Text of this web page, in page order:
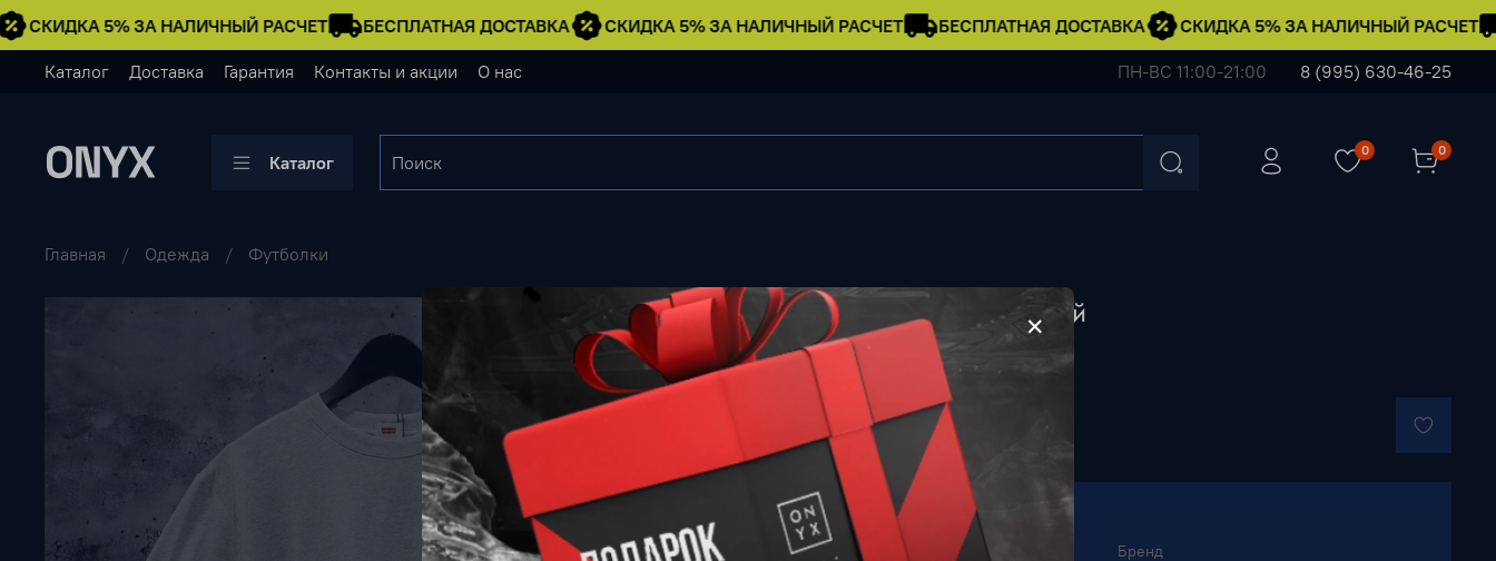
СКИДКА 5% ЗА НАЛИЧНЫЙ РАСЧЕТ БЕСПЛАТНАЯ ДОСТАВКА СКИДКА 5% ЗА НАЛИЧНЫЙ РАСЧЕТ БЕСПЛАТНАЯ ДОСТАВКА СКИДКА 5% ЗА НАЛИЧНЫЙ РАСЧЕТ
Каталог Доставка Гарантия Контакты и акции О нас ПН-ВС 11:00-21:00 8 (995) 630-46-25
Каталог
0 0
Главная Одежда Футболки
Футболка Levi's #2 • Серый
1 990 ₽
Нет в наличии
Характеристики
Тип товара Бренд